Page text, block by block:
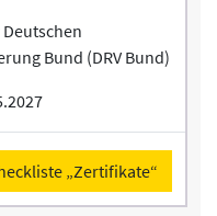
Deutschen
Bund (DRV Bund)
„Zertifikate“